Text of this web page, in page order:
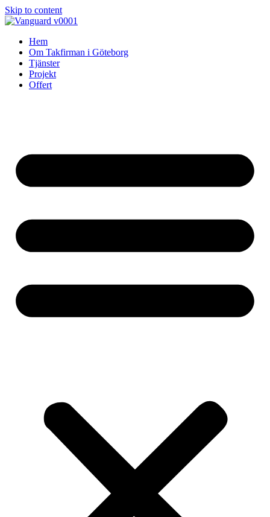
Skip to content
Hem
Om Takfirman i Göteborg
Tjänster
Projekt
Offert